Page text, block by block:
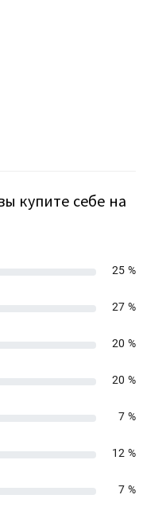
купите себе на
25 %
27 %
20 %
20 %
7 %
12 %
7 %